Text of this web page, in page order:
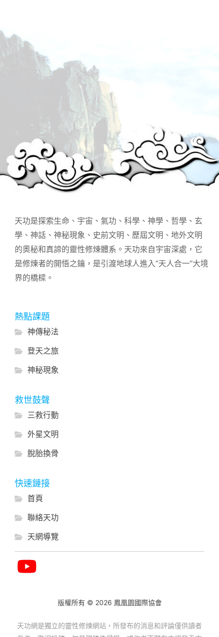
天功是探索生命、宇宙、氣功、科學、神學、哲學、玄
學、神話、神秘現象、史前文明、歷屆文明、地外文明
的奧秘和真諦的靈性修煉體系。天功來自宇宙深處，它
是修煉者的開悟之鑰，是引渡地球人進入“天人合一”大境
界的橋樑。
熱點課題
神傳秘法
登天之旅
神秘現象
救世鼓聲
三救行動
外星文明
脫胎換骨
快速鏈接
首頁
聯絡天功
天網導覽
版權所有 © 2026 鳳凰園國際協會
天功網是獨立的靈性修煉網站，所發布的消息和評論僅供讀者